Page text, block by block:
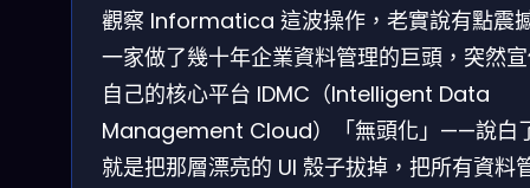
觀察 Informatica 這波操作，老實說有點震
一家做了幾十年企業資料管理的巨頭，突然
自己的核心平台 IDMC（Intelligent Data
Management Cloud）「無頭化」——說白
就是把那層漂亮的 UI 殼子拔掉，把所有資料